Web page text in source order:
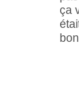
ça